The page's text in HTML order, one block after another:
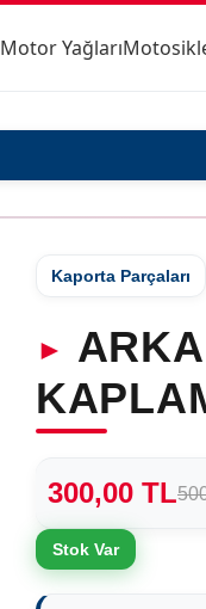
Motor Yağları
Kaporta Parçaları
300,00 TL
Stok Var